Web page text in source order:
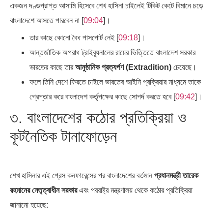
একজন দণ্ডপ্রাপ্ত আসামি হিসেবে শেখ হাসিনা চাইলেই টিকিট কেটে বিমানে চড়ে
বাংলাদেশে আসতে পারবেন না [09:04]।
তার কাছে কোনো বৈধ পাসপোর্ট নেই [09:18]।
আন্তর্জাতিক অপরাধ ট্রাইব্যুনালের রায়ের ভিত্তিতে বাংলাদেশ সরকার
ভারতের কাছে তারআনুষ্ঠানিক প্রত্যর্পণ (Extradition) চেয়েছে।
ফলে তিনি দেশে ফিরতে চাইলে ভারতের আইনি প্রক্রিয়ার মাধ্যমে তাকে
গ্রেপ্তার করে বাংলাদেশ কর্তৃপক্ষের কাছে সোপর্দ করতে হবে [09:42]।
৩. বাংলাদেশের কঠোর প্রতিক্রিয়া ও
কূটনৈতিক টানাফোড়েন
শেখ হাসিনার এই প্রেস কনফারেন্সের পর বাংলাদেশের বর্তমান প্রধানমন্ত্রী তারেক
রহমানের নেতৃত্বাধীন সরকারএবং পররাষ্ট্র মন্ত্রণালয় থেকে কঠোর প্রতিক্রিয়া
জানানো হয়েছে: